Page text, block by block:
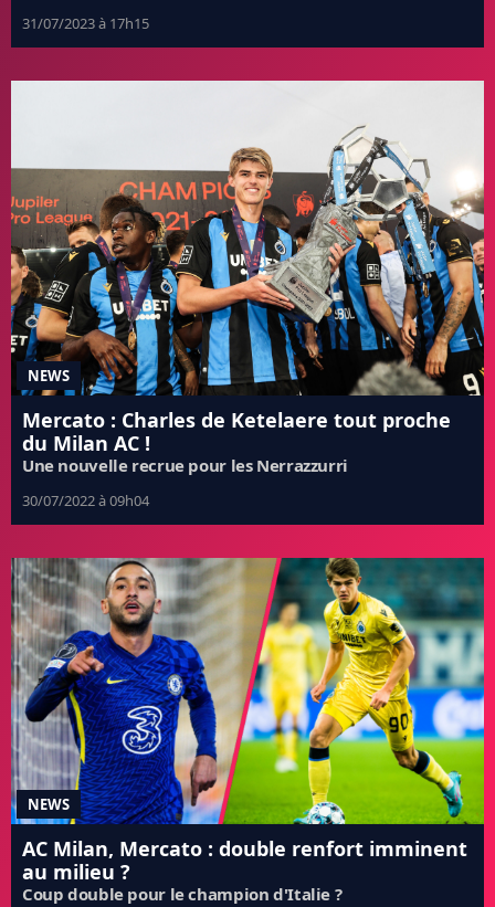
31/07/2023 à 17h15
NEWS
Mercato : Charles de Ketelaere tout proche
du Milan AC !
Une nouvelle recrue pour les Nerrazzurri
30/07/2022 à 09h04
NEWS
AC Milan, Mercato : double renfort imminent
au milieu ?
Coup double pour le champion d'Italie ?